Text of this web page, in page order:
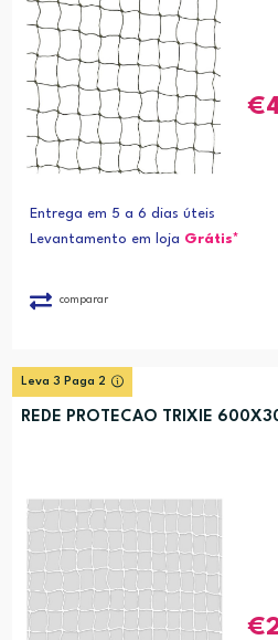
Entrega em 5 a 6 dias úteis
Levantamento em loja Grátis*
comparar
Leva 3 Paga 2
REDE PROTECAO TRIXIE